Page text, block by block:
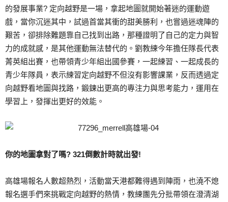
的發展事業? 定向越野是一場，拿起地圖就開始著迷的運動遊
戲，當你沉迷其中，試過首當其衝的甜美勝利，也嘗過迷魂陣的
艱苦，卻排除難題靠自己找到出路，那種證明了自己的定力與智
力的成就感，是其他運動無法替代的。劉教練今年擔任隊長代表
菁英組出賽，也帶領青少年組出國參賽，一起練習、一起成長的
青少年隊員，表示練習定向越野不但沒有影響課業，反而透過定
向越野看地圖與找路，鍛鍊出更高的專注力與思考能力，運用在
學習上，發揮出更好的效能。
你的地圖拿對了嗎? 321倒數計時就出發!
高雄場報名人數超熱烈，活動當天港都難得遇到陣雨，也澆不熄
報名選手們來挑戰定向越野的熱情，教練團先分批帶領在澄清湖